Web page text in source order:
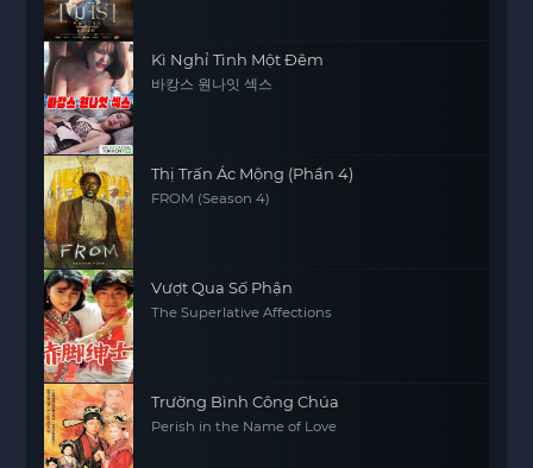
Kì Nghỉ Tình Một Đêm
바캉스 원나잇 섹스
Thị Trấn Ác Mộng (Phần 4)
FROM (Season 4)
Vượt Qua Số Phận
The Superlative Affections
Trường Bình Công Chúa
Perish in the Name of Love